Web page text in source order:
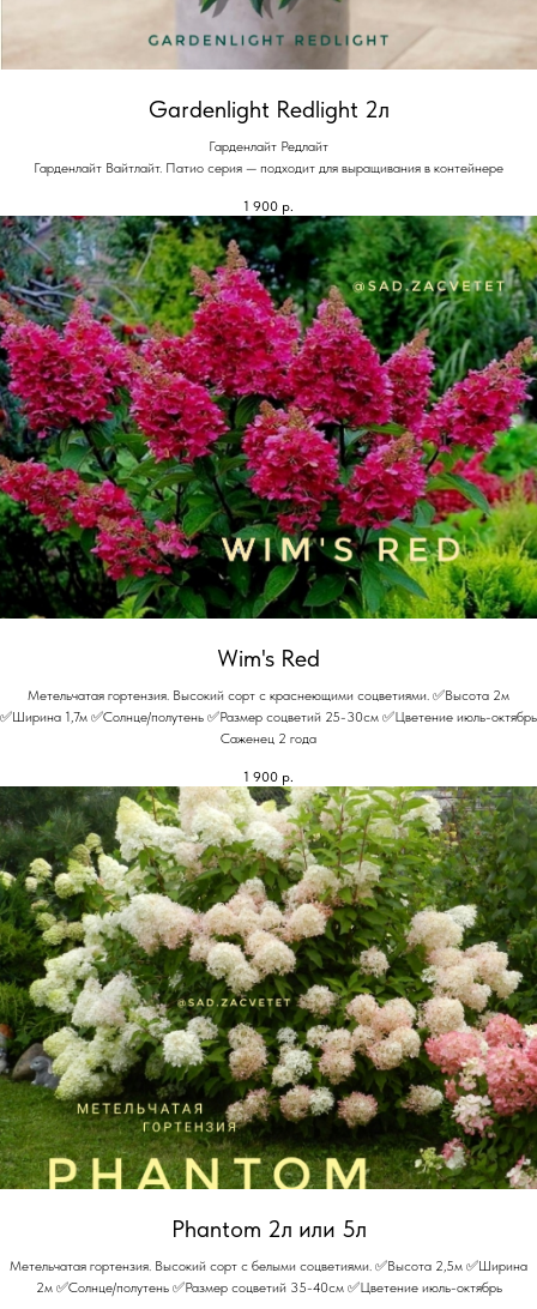
Gardenlight Redlight 2л
Гарденлайт Редлайт
Гарденлайт Вайтлайт. Патио серия — подходит для выращивания в контейнере
1 900 р.
Wim's Red
Метельчатая гортензия. Высокий сорт с краснеющими соцветиями. ✅Высота 2м
✅Ширина 1,7м ✅Солнце/полутень ✅Размер соцветий 25-30см ✅Цветение июль-октябрь
Саженец 2 года
1 900 р.
Phantom 2л или 5л
Метельчатая гортензия. Высокий сорт с белыми соцветиями. ✅Высота 2,5м ✅Ширина
2м ✅Солнце/полутень ✅Размер соцветий 35-40см ✅Цветение июль-октябрь